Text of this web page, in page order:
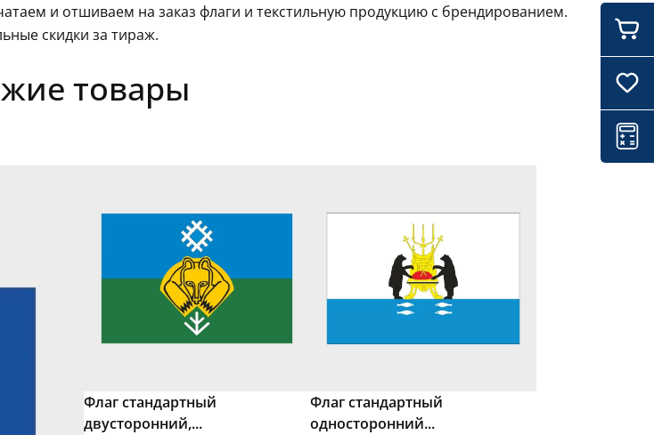
и отшиваем на заказ флаги и текстильную продукцию с брендированием.
скидки за тираж.
товары
Флаг стандартный
двусторонний,...
Флаг стандартный
односторонний...